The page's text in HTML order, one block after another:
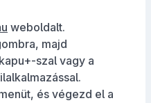
weboldalt.
majd
szal vagy a
és végezd el a